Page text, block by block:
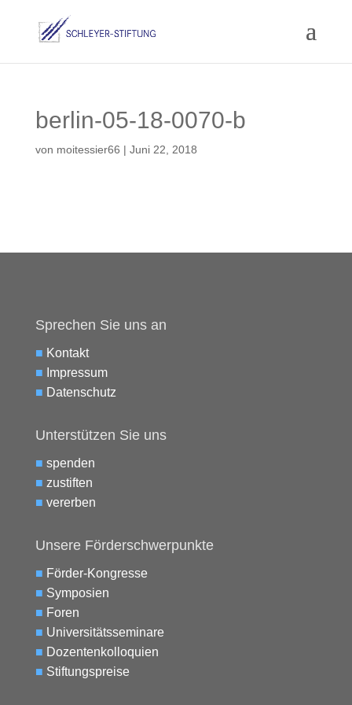
berlin-05-18-0070-b
von moitessier66 | Juni 22, 2018
Sprechen Sie uns an
■ Kontakt
■ Impressum
■ Datenschutz
Unterstützen Sie uns
■ spenden
■ zustiften
■ vererben
Unsere Förderschwerpunkte
■ Förder-Kongresse
■ Symposien
■ Foren
■ Universitätsseminare
■ Dozentenkolloquien
■ Stiftungspreise